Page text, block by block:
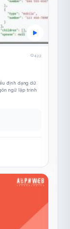
422
định dạng dữ
ngữ lập trình